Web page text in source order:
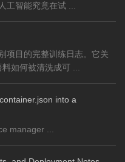
工智能究竟在试 ...
项目的完整训练日志。它关
如何被清洗成可 ...
into a
manager ...